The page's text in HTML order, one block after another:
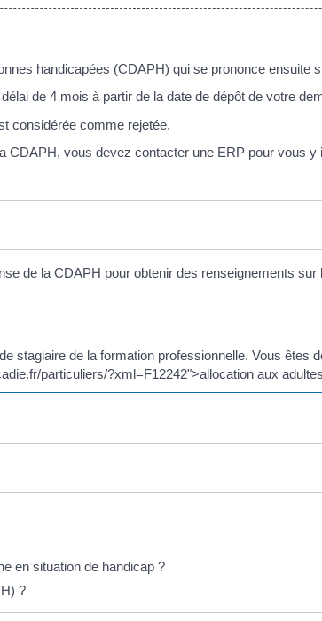
handicapées (CDAPH) qui se prononce ensuite
de 4 mois à partir de la date de dépôt de votre
considérée comme rejetée.
CDAPH, vous devez contacter une ERP pour vous y
de la CDAPH pour obtenir des renseignements
stagiaire de la formation professionnelle. Vous êtes
particuliers/?xml=F12242">allocation aux
en situation de handicap ?
?